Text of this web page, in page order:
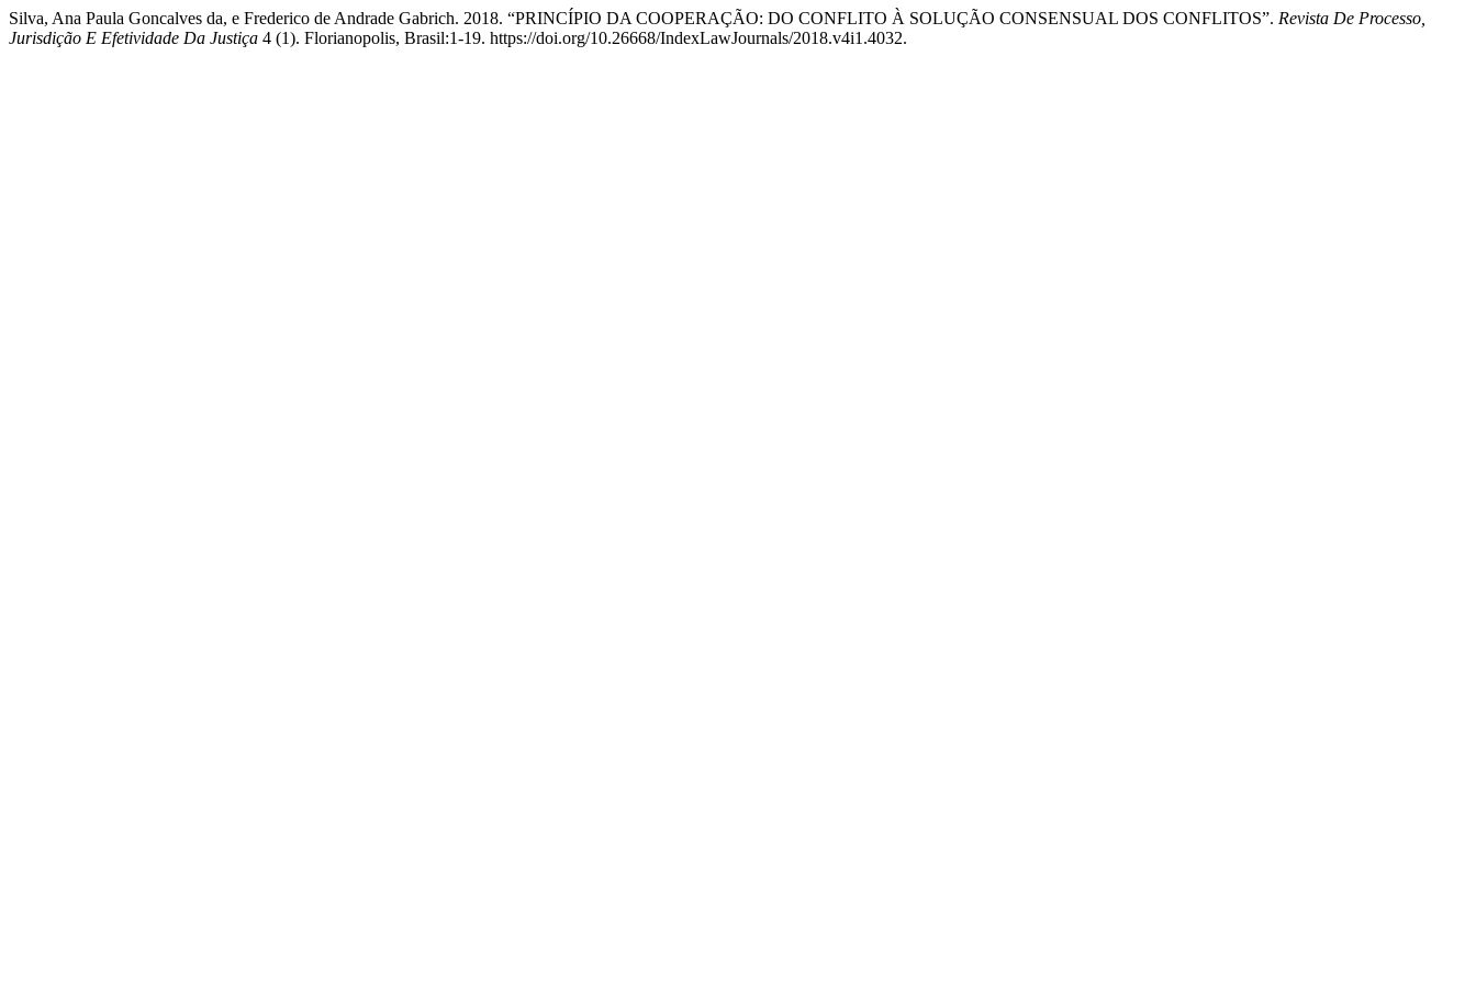
Silva, Ana Paula Goncalves da, e Frederico de Andrade Gabrich. 2018. “PRINCÍPIO DA COOPERAÇÃO: DO CONFLITO À SOLUÇÃO CONSENSUAL DOS CONFLITOS”. Revista De Processo,
Jurisdição E Efetividade Da Justiça 4 (1). Florianopolis, Brasil:1-19. https://doi.org/10.26668/IndexLawJournals/2018.v4i1.4032.